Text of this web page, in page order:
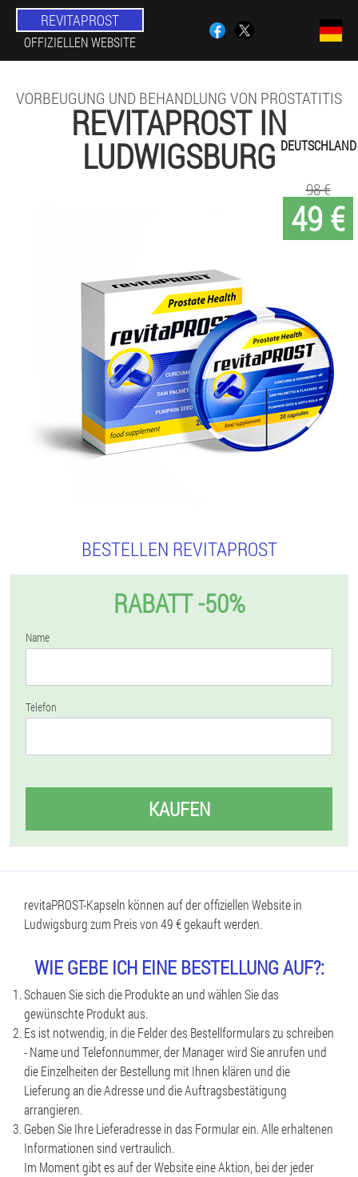
REVITAPROST
OFFIZIELLEN WEBSITE
VORBEUGUNG UND BEHANDLUNG VON PROSTATITIS
REVITAPROST IN
LUDWIGSBURG DEUTSCHLAND
49 €
98 €
BESTELLEN REVITAPROST
RABATT -50%
Name
Telefon
KAUFEN
revitaPROST-Kapseln können auf der offiziellen Website in
Ludwigsburg zum Preis von 49 € gekauft werden.
WIE GEBE ICH EINE BESTELLUNG AUF?:
Schauen Sie sich die Produkte an und wählen Sie das
gewünschte Produkt aus.
Es ist notwendig, in die Felder des Bestellformulars zu schreiben
- Name und Telefonnummer, der Manager wird Sie anrufen und
die Einzelheiten der Bestellung mit Ihnen klären und die
Lieferung an die Adresse und die Auftragsbestätigung
arrangieren.
Geben Sie Ihre Lieferadresse in das Formular ein. Alle erhaltenen
Informationen sind vertraulich.
Im Moment gibt es auf der Website eine Aktion, bei der jeder